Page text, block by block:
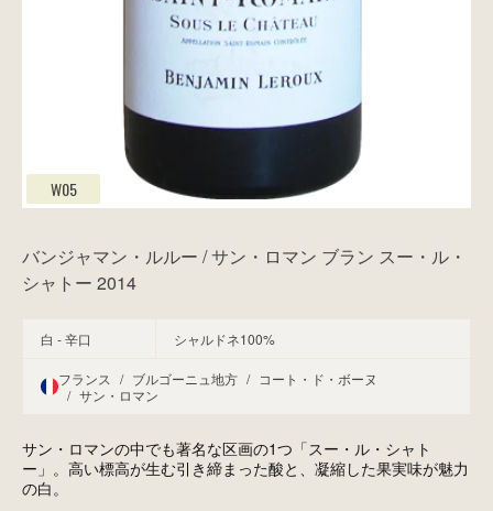
W05
バンジャマン・ルルー / サン・ロマン ブラン スー・ル・
シャトー 2014
白 - 辛口 シャルドネ100%
フランス / ブルゴーニュ地方 / コート・ド・ボーヌ
/ サン・ロマン
サン・ロマンの中でも著名な区画の1つ「スー・ル・シャト
ー」。高い標高が生む引き締まった酸と、凝縮した果実味が魅力
の白。